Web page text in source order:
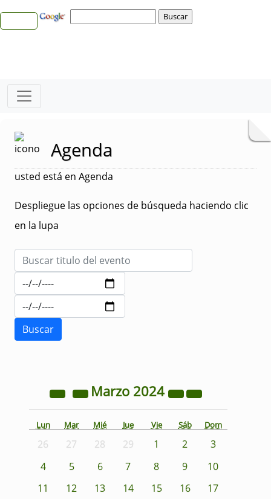
Agenda
usted está en Agenda
Despliegue las opciones de búsqueda haciendo clic
en la lupa
Marzo 2024
Lun Mar Mié Jue Vie Sáb Dom
26 27 28 29 1 2
3
4
5 6 7 8 9
10
11
12 13 14 15 16
17